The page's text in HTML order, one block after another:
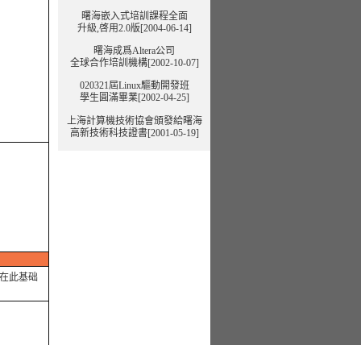
曙海嵌入式培訓課程全面
升級,啓用2.0版[2004-06-14]
曙海成爲Altera公司
全球合作培訓機構[2002-10-07]
020321屆Linux驅動開發班
學生圓滿畢業[2002-04-25]
上海計算機技術協會頒發給曙海
高新技術科技證書[2001-05-19]
此基础